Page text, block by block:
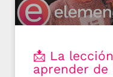
📩 La
aprender